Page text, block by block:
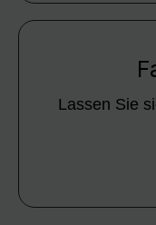
Lassen Sie